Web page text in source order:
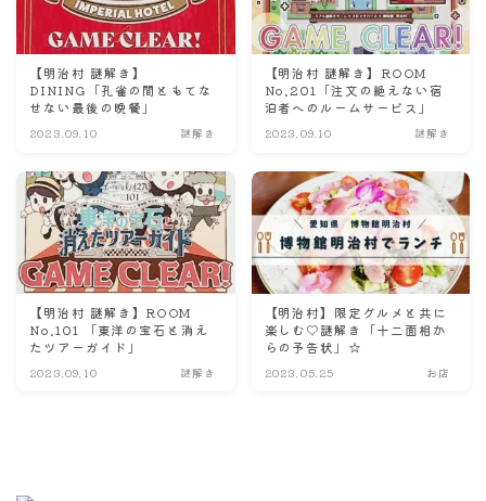
【明治村 謎解き】
DINING「孔雀の間ともてな
せない最後の晩餐」
2023.09.10 謎解き
【明治村 謎解き】ROOM
No.201「注文の絶えない宿
泊者へのルームサービス」
2023.09.10 謎解き
【明治村 謎解き】ROOM
No.101 「東洋の宝石と消え
たツアーガイド」
2023.09.10 謎解き
【明治村】限定グルメと共に
楽しむ♡謎解き「十二面相か
らの予告状」☆
2023.05.25 お店